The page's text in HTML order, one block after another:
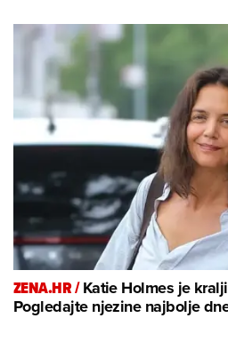
ZENA.HR /Katie Holmes je
Pogledajte njezine najbolje